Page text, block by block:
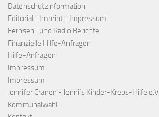
Datenschutzinformation
Editorial :: Imprint :: Impressum
Fernseh- und Radio Berichte
Finanzielle Hilfe-Anfragen
Hilfe-Anfragen
Impressum
Impressum
Jennifer Cranen - Jenni´s Kinder-Krebs-Hilfe e.V.
Kommunalwahl